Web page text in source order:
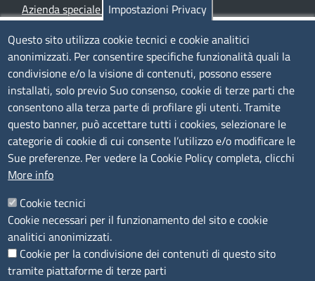
Azienda speciale PromoFirenze
TRASPARENZA
Albo Online
Amministrazione trasparente
Bandi e concorsi
Segnalazioni Whistleblowing
Accessibilità
IBAN e pagamenti informatici
Informative privacy e cookie
Verifiche PA
Attuazione misure PNRR
Modulistica
Impostazioni Privacy
Questo sito utilizza cookie tecnici e cookie analitici
anonimizzati. Per consentire specifiche funzionalità quali la
condivisione e/o la visione di contenuti, possono essere
installati, solo previo Suo consenso, cookie di terze parti che
consentono alla terza parte di profilare gli utenti. Tramite
questo banner, può accettare tutti i cookies, selezionare le
categorie di cookie di cui consente l’utilizzo e/o modificare le
Sue preferenze. Per vedere la Cookie Policy completa, clicchi
More info
Cookie tecnici
Cookie necessari per il funzionamento del sito e cookie
analitici anonimizzati.
Cookie per la condivisione dei contenuti di questo sito
tramite piattaforme di terze parti